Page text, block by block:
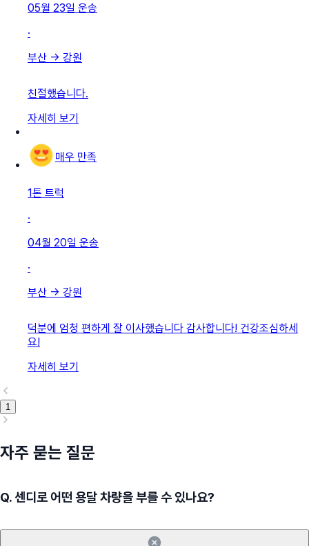
05월 23일 운송
·
부산 → 강원
친절했습니다.
자세히 보기
매우 만족
1톤 트럭
·
04월 20일 운송
·
부산 → 강원
덕분에 엄청 편하게 잘 이사했습니다 감사합니다! 건강조심하세
요!
자세히 보기
1
자주 묻는 질문
Q.센디로 어떤 용달 차량을 부를 수 있나요?